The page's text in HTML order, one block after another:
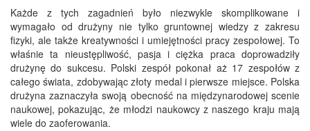
Każde z tych zagadnień było niezwykle skomplikowane i
wymagało od drużyny nie tylko gruntownej wiedzy z zakresu
fizyki, ale także kreatywności i umiejętności pracy zespołowej. To
właśnie ta nieustępliwość, pasja i ciężka praca doprowadziły
drużynę do sukcesu. Polski zespół pokonał aż 17 zespołów z
całego świata, zdobywając złoty medal i pierwsze miejsce. Polska
drużyna zaznaczyła swoją obecność na międzynarodowej scenie
naukowej, pokazując, że młodzi naukowcy z naszego kraju mają
wiele do zaoferowania.